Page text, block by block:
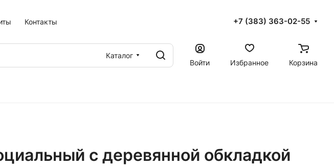
Контакты +7 (383) 363-02-55
Каталог
Войти
Избранное Корзина
с деревянной обкладкой